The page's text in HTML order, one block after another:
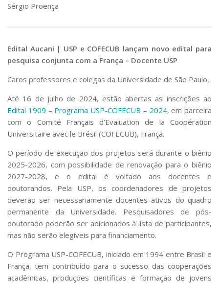
Sérgio Proença
Edital Aucani | USP e COFECUB lançam novo edital para
pesquisa conjunta com a França – Docente USP
Caros professores e colegas da Universidade de São Paulo,
Até 16 de julho de 2024, estão abertas as inscrições ao
Edital 1909 – Programa USP-COFECUB – 2024, em parceira
com o Comité Français d’Evaluation de la Coopération
Universitaire avec le Brésil (COFECUB), França.
O período de execução dos projetos será durante o biênio
2025-2026, com possibilidade de renovação para o biênio
2027-2028, e o edital é voltado aos docentes e
doutorandos. Pela USP, os coordenadores de projetos
deverão ser necessariamente docentes ativos do quadro
permanente da Universidade. Pesquisadores de pós-
doutorado poderão ser adicionados à lista de participantes,
mas não serão elegíveis para financiamento.
O Programa USP-COFECUB, iniciado em 1994 entre Brasil e
França, tem contribuído para o sucesso das cooperações
acadêmicas, produções científicas e formação de jovens